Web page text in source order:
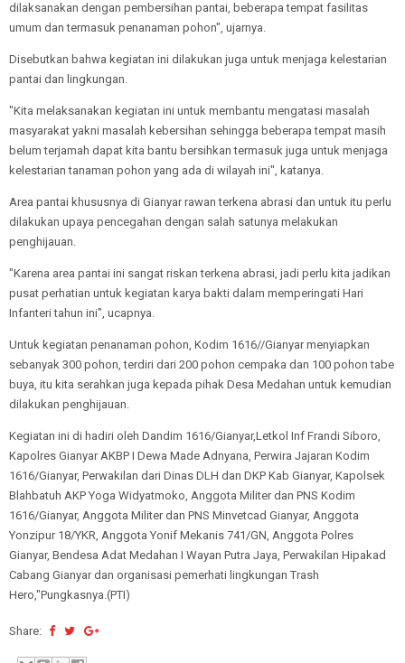
dilaksanakan dengan pembersihan pantai, beberapa tempat fasilitas
umum dan termasuk penanaman pohon", ujarnya.
Disebutkan bahwa kegiatan ini dilakukan juga untuk menjaga kelestarian
pantai dan lingkungan.
"Kita melaksanakan kegiatan ini untuk membantu mengatasi masalah
masyarakat yakni masalah kebersihan sehingga beberapa tempat masih
belum terjamah dapat kita bantu bersihkan termasuk juga untuk menjaga
kelestarian tanaman pohon yang ada di wilayah ini", katanya.
Area pantai khususnya di Gianyar rawan terkena abrasi dan untuk itu perlu
dilakukan upaya pencegahan dengan salah satunya melakukan
penghijauan.
"Karena area pantai ini sangat riskan terkena abrasi, jadi perlu kita jadikan
pusat perhatian untuk kegiatan karya bakti dalam memperingati Hari
Infanteri tahun ini", ucapnya.
Untuk kegiatan penanaman pohon, Kodim 1616//Gianyar menyiapkan
sebanyak 300 pohon, terdiri dari 200 pohon cempaka dan 100 pohon tabe
buya, itu kita serahkan juga kepada pihak Desa Medahan untuk kemudian
dilakukan penghijauan.
Kegiatan ini di hadiri oleh Dandim 1616/Gianyar,Letkol Inf Frandi Siboro,
Kapolres Gianyar AKBP I Dewa Made Adnyana, Perwira Jajaran Kodim
1616/Gianyar, Perwakilan dari Dinas DLH dan DKP Kab Gianyar, Kapolsek
Blahbatuh AKP Yoga Widyatmoko, Anggota Militer dan PNS Kodim
1616/Gianyar, Anggota Militer dan PNS Minvetcad Gianyar, Anggota
Yonzipur 18/YKR, Anggota Yonif Mekanis 741/GN, Anggota Polres
Gianyar, Bendesa Adat Medahan I Wayan Putra Jaya, Perwakilan Hipakad
Cabang Gianyar dan organisasi pemerhati lingkungan Trash
Hero,"Pungkasnya.(PTI)
Share: